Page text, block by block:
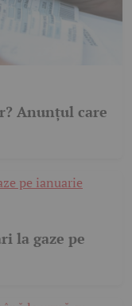
Anunțul care
la gaze pe